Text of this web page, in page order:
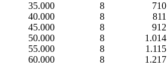
35.000
8
710
40.000
8
811
45.000
8
912
50.000
8
1.014
55.000
8
1.115
60.000
8 1.217